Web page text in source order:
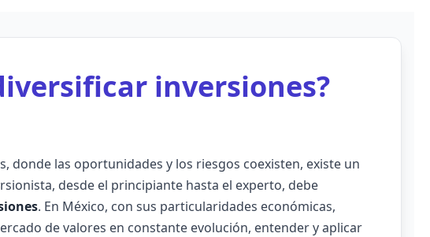
inversiones?
donde las oportunidades y los riesgos coexisten, existe un
desde el principiante hasta el experto, debe
. En México, con sus particularidades económicas,
de valores en constante evolución, entender y aplicar